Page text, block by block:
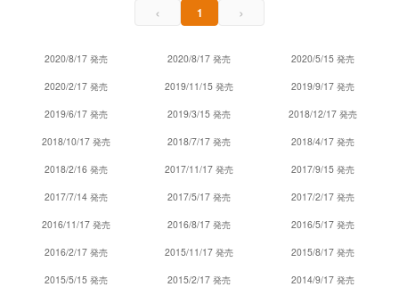
‹ 1 ›
2020/8/17 発売 2020/8/17 発売 2020/5/15 発売
2020/2/17 発売 2019/11/15 発売 2019/9/17 発売
2019/6/17 発売 2019/3/15 発売 2018/12/17 発売
2018/10/17 発売 2018/7/17 発売 2018/4/17 発売
2018/2/16 発売 2017/11/17 発売 2017/9/15 発売
2017/7/14 発売 2017/5/17 発売 2017/2/17 発売
2016/11/17 発売 2016/8/17 発売 2016/5/17 発売
2016/2/17 発売 2015/11/17 発売 2015/8/17 発売
2015/5/15 発売 2015/2/17 発売 2014/9/17 発売